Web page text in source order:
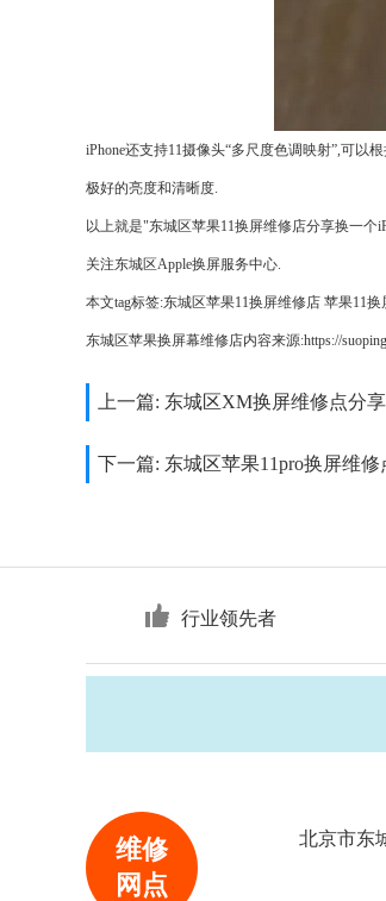
iPhone还支持11摄像头“多尺度色调映射”,可
极好的亮度和清晰度.
以上就是"东城区苹果11换屏维修店分享换一
关注东城区Apple换屏服务中心.
本文tag标签:东城区苹果11换屏维修店 苹果11换
东城区苹果换屏幕维修店内容来源:https://
上一篇: 东城区XM换屏维修点分
下一篇: 东城区苹果11pro换屏维
行业领先者
维修
网点
北京市东